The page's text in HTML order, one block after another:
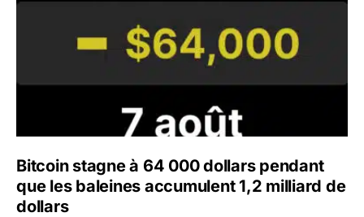
Bitcoin stagne à 64 000 dollars pendant
que les baleines accumulent 1,2 milliard de
dollars